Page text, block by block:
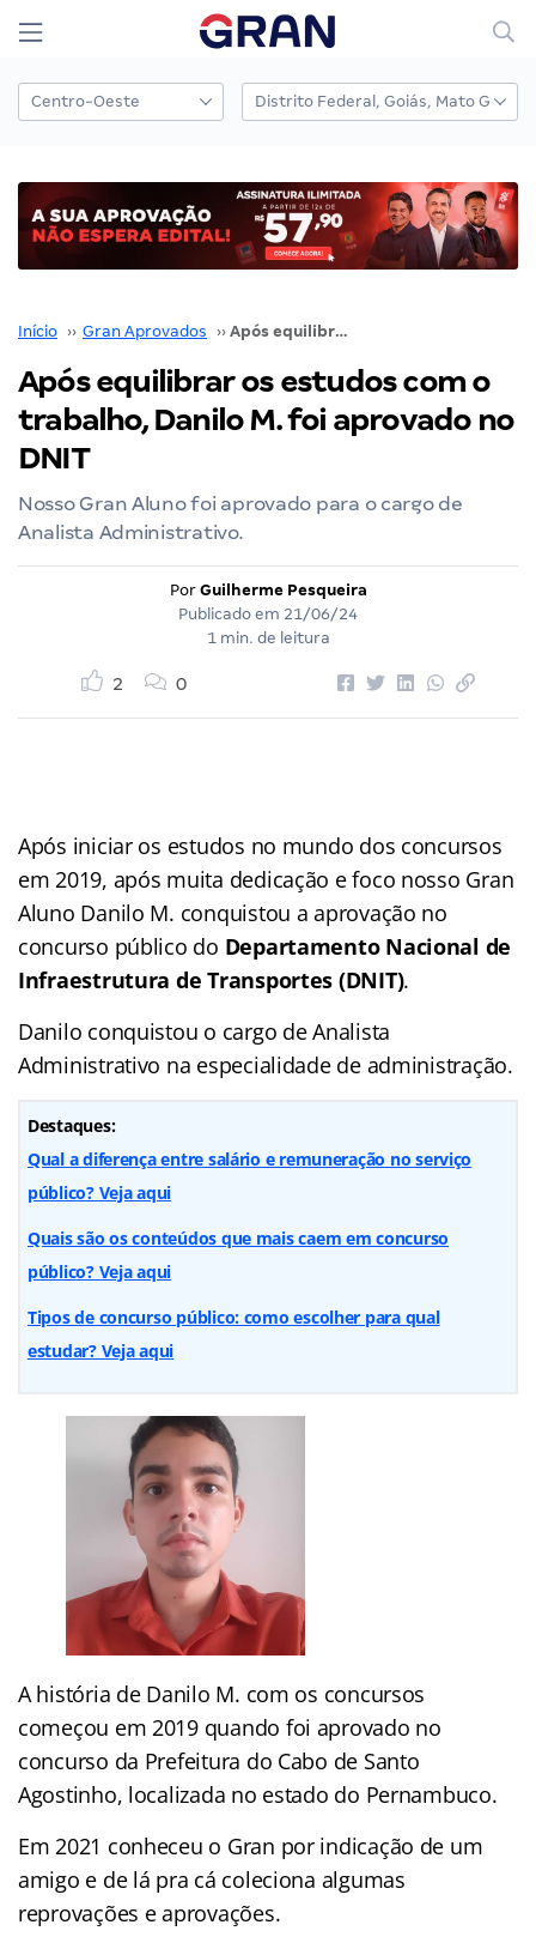
Início ›› Gran Aprovados ›› Após equilibrar os estudos com o trabalho, Danilo M. foi aprovado no DNIT
Após equilibrar os estudos com o
trabalho, Danilo M. foi aprovado no
DNIT
Nosso Gran Aluno foi aprovado para o cargo de
Analista Administrativo.
Por Guilherme Pesqueira
Publicado em 21/06/24
1 min. de leitura
2 0
Após iniciar os estudos no mundo dos concursos
em 2019, após muita dedicação e foco nosso Gran
Aluno Danilo M. conquistou a aprovação no
concurso público do Departamento Nacional de
Infraestrutura de Transportes (DNIT).
Danilo conquistou o cargo de Analista
Administrativo na especialidade de administração.
Destaques:
Qual a diferença entre salário e remuneração no serviço
público? Veja aqui
Quais são os conteúdos que mais caem em concurso
público? Veja aqui
Tipos de concurso público: como escolher para qual
estudar? Veja aqui
A história de Danilo M. com os concursos
começou em 2019 quando foi aprovado no
concurso da Prefeitura do Cabo de Santo
Agostinho, localizada no estado do Pernambuco.
Em 2021 conheceu o Gran por indicação de um
amigo e de lá pra cá coleciona algumas
reprovações e aprovações.